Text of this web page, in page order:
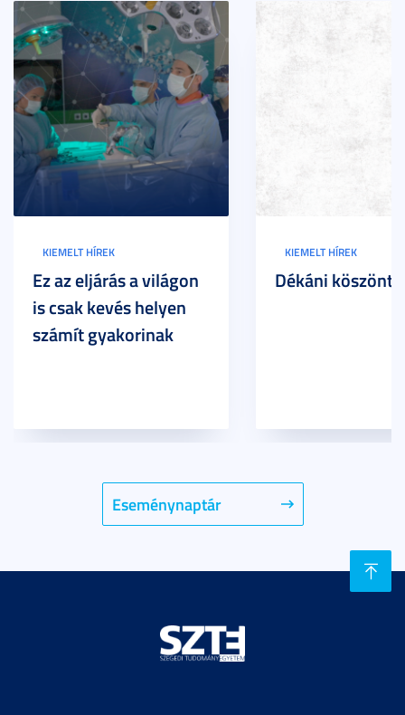
Eseménynaptár
KIEMELT HÍREK
Ez az eljárás a világon
is csak kevés helyen
számít gyakorinak
KIEMELT HÍREK
Dékáni köszöntő